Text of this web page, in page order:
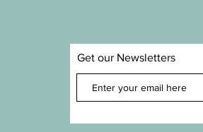
Get our Newsletters